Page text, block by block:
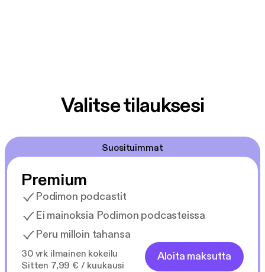
Valitse tilauksesi
Suosituimmat
Premium
Podimon podcastit
Ei mainoksia Podimon podcasteissa
Peru milloin tahansa
30 vrk ilmainen kokeilu
Sitten 7,99 € / kuukausi
Aloita maksutta